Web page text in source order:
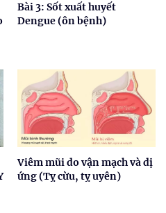
Bài 3: Sốt xuất huyết
Dengue (ôn bệnh)
Viêm mũi do vận mạch và dị
ứng (Tỵ cừu, tỵ uyên)